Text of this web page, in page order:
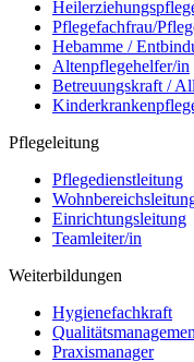
Pflegefachfrau/
Hebamme /
Altenpflegehelfer/in
Betreuungskraft /
Pflegeleitung
Pflegedienstleitung
Einrichtungsleitung
Teamleiter/in
Weiterbildungen
Hygienefachkraft
Praxismanager